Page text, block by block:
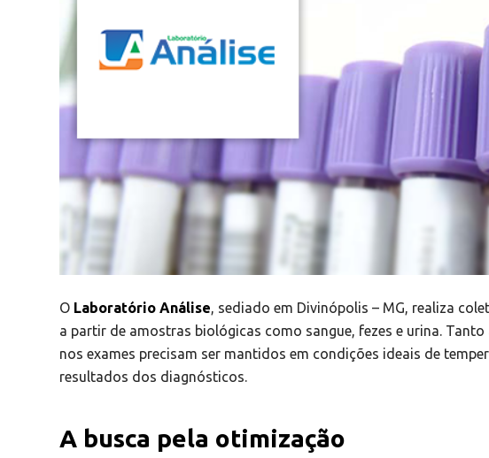
O Laboratório Análise , sediado em Divinópolis – MG, realiza
a partir de amostras biológicas como sangue, fezes e urina.
nos exames precisam ser mantidos em condições ideais de
resultados dos diagnósticos.
A busca pela otimização